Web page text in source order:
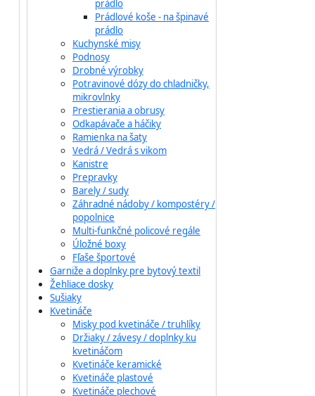
prádlo
Prádlové koše - na špinavé
prádlo
Kuchynské misy
Podnosy
Drobné výrobky
Potravinové dózy do chladničky,
mikrovlnky
Prestierania a obrusy
Odkapávače a háčiky
Ramienka na šaty
Vedrá / Vedrá s vikom
Kanistre
Prepravky
Barely / sudy
Záhradné nádoby / kompostéry /
popolnice
Multi-funkčné policové regále
Úložné boxy
Fľaše športové
Garniže a doplnky pre bytový textil
Žehliace dosky
Sušiaky
Kvetináče
Misky pod kvetináče / truhlíky
Držiaky / závesy / doplnky ku
kvetináčom
Kvetináče keramické
Kvetináče plastové
Kvetináče plechové